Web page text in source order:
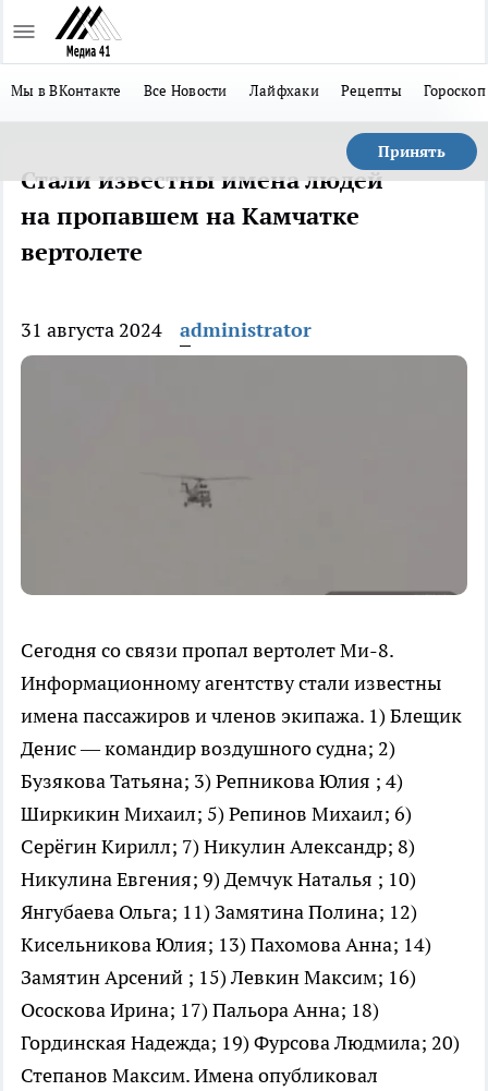
Мы в ВКонтакте Все Новости Лайфхаки Рецепты Гороскоп
Принять
Стали известны имена людей
на пропавшем на Камчатке
вертолете
31 августа 2024 administrator
Сегодня со связи пропал вертолет Ми-8.
Информационному агентству стали известны
имена пассажиров и членов экипажа. 1) Блещик
Денис — командир воздушного судна; 2)
Бузякова Татьяна; 3) Репникова Юлия ; 4)
Ширкикин Михаил; 5) Репинов Михаил; 6)
Серёгин Кирилл; 7) Никулин Александр; 8)
Никулина Евгения; 9) Демчук Наталья ; 10)
Янгубаева Ольга; 11) Замятина Полина; 12)
Кисельникова Юлия; 13) Пахомова Анна; 14)
Замятин Арсений ; 15) Левкин Максим; 16)
Ососкова Ирина; 17) Пальора Анна; 18)
Гординская Надежда; 19) Фурсова Людмила; 20)
Степанов Максим. Имена опубликовал